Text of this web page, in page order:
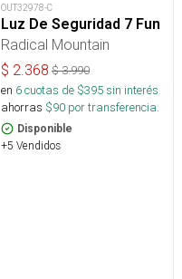
OUT32978-C
Luz De Seguridad 7 Fun
Radical Mountain
$ 2.368 $3.990
en 6cuotas de $395sin interés
ahorras $90 por transferencia.
Disponible
+5 Vendidos